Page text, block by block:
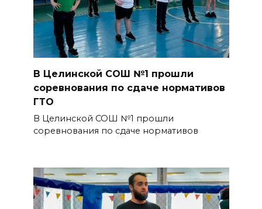
В Целинской СОШ №1 прошли
соревнования по сдаче нормативов
ГТО
В Целинской СОШ №1 прошли
соревнования по сдаче нормативов